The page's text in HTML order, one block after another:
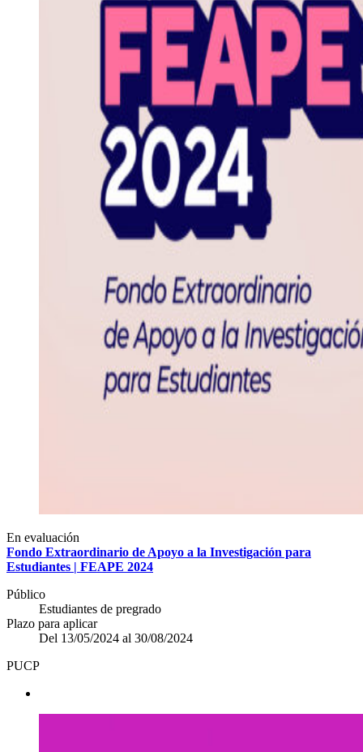
En evaluación
Fondo Extraordinario de Apoyo a la Investigación para
Estudiantes | FEAPE 2024
Público
Estudiantes de pregrado
Plazo para aplicar
Del 13/05/2024 al 30/08/2024
PUCP